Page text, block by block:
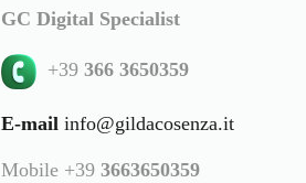
GC Digital Specialist
+39 366 3650359
E-mail info@gildacosenza.it
Mobile +39 3663650359